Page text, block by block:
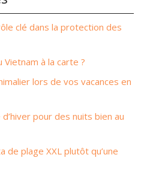
clé dans la protection des
Vietnam à la carte ?
lors de vos vacances en
pour des nuits bien au
plage XXL plutôt qu’une